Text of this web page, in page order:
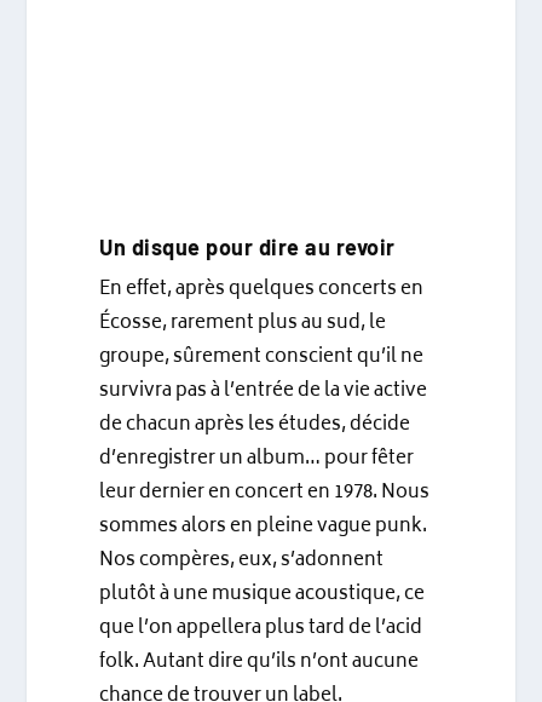
Un disque pour dire au revoir
En effet, après quelques concerts en
Écosse, rarement plus au sud, le
groupe, sûrement conscient qu’il ne
survivra pas à l’entrée de la vie active
de chacun après les études, décide
d’enregistrer un album… pour fêter
leur dernier en concert en 1978. Nous
sommes alors en pleine vague punk.
Nos compères, eux, s’adonnent
plutôt à une musique acoustique, ce
que l’on appellera plus tard de l’acid
folk. Autant dire qu’ils n’ont aucune